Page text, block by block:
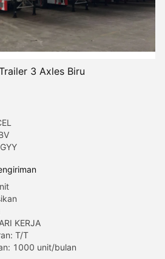
3 Axles Biru
KERJA
T/T
1000 unit/bulan